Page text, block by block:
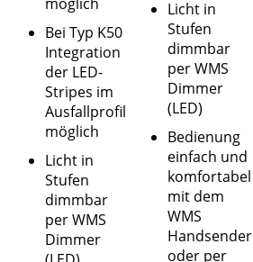
Bei Typ K50
Integration
der LED-
Stripes im
Ausfallprofil
möglich
Licht in
Stufen
dimmbar
per WMS
Dimmer
Licht in
Stufen
dimmbar
per WMS
Dimmer
(LED)
Bedienung
einfach und
komfortabel
mit dem
WMS
Handsender
oder per